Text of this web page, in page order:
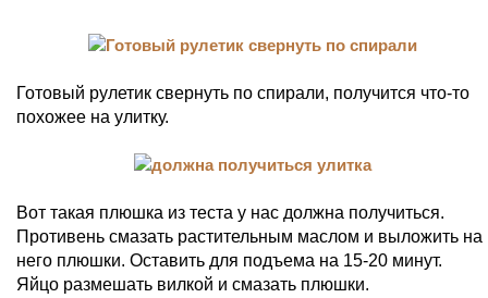
Готовый рулетик свернуть по спирали, получится что-то
похожее на улитку.
Вот такая плюшка из теста у нас должна получиться.
Противень смазать растительным маслом и выложить на
него плюшки. Оставить для подъема на 15-20 минут.
Яйцо размешать вилкой и смазать плюшки.